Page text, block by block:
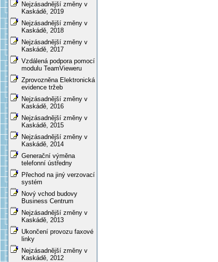
Nejzásadnější změny v
Kaskádě, 2019
Nejzásadnější změny v
Kaskádě, 2018
Nejzásadnější změny v
Kaskádě, 2017
Vzdálená podpora pomocí
modulu TeamVieweru
Zprovozněna Elektronická
evidence tržeb
Nejzásadnější změny v
Kaskádě, 2016
Nejzásadnější změny v
Kaskádě, 2015
Nejzásadnější změny v
Kaskádě, 2014
Generační výměna
telefonní ústředny
Přechod na jiný verzovací
systém
Nový vchod budovy
Business Centrum
Nejzásadnější změny v
Kaskádě, 2013
Ukončení provozu faxové
linky
Nejzásadnější změny v
Kaskádě, 2012